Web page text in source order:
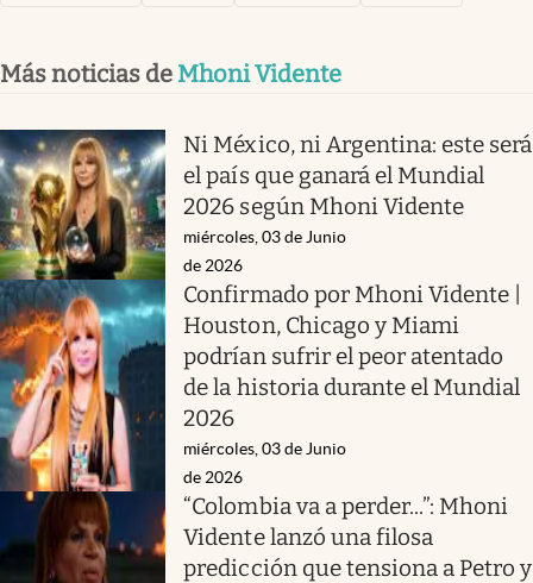
Más noticias de Mhoni Vidente
Ni México, ni Argentina: este será
el país que ganará el Mundial
2026 según Mhoni Vidente
miércoles, 03 de Junio
de 2026
Confirmado por Mhoni Vidente |
Houston, Chicago y Miami
podrían sufrir el peor atentado
de la historia durante el Mundial
2026
miércoles, 03 de Junio
de 2026
“Colombia va a perder...”: Mhoni
Vidente lanzó una filosa
predicción que tensiona a Petro y